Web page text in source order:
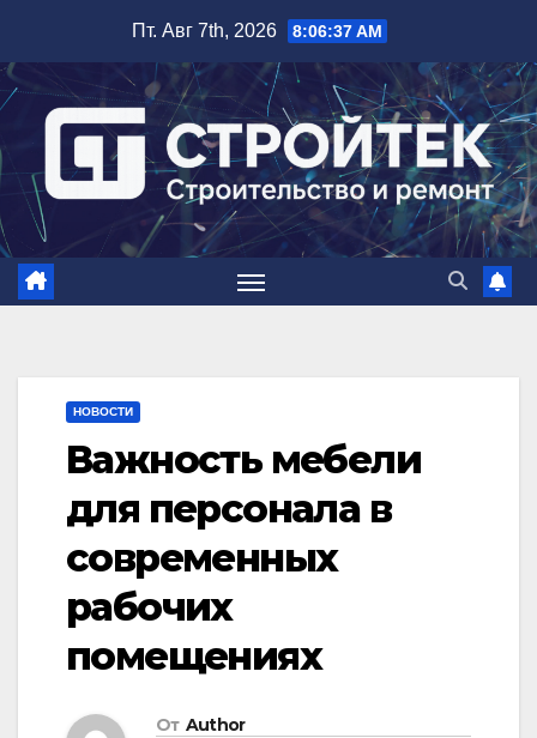
содержимому
Пт. Авг 7th, 2026 8:06:39 AM
НОВОСТИ
Важность мебели
для персонала в
современных
рабочих
помещениях
От Author